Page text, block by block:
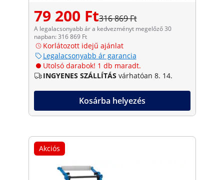
79 200 Ft316 869 Ft
A legalacsonyabb ár a kedvezményt megelőző 30
napban: 316 869 Ft
Korlátozott idejű ajánlat
Legalacsonyabb ár garancia
Utolsó darabok! 1 db maradt.
INGYENES SZÁLLÍTÁS várhatóan 8. 14.
Kosárba helyezés
Akciós